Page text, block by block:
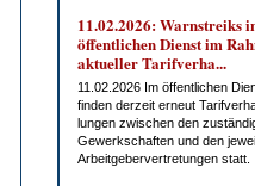
11.02.2026: Warn­streiks
öf­fent­li­chen Dienst im
ak­tu­el­ler Ta­rif­ver­ha...
11.02.2026 Im öf­fent­li­chen
fin­den der­zeit er­neut
lun­gen zwi­schen den
Ge­werk­schaf­ten und den
Ar­beit­ge­ber­ver­tre­tun­gen statt.